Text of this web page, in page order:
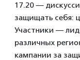
17.20 —
защищать себя:
Участники —
различных
кампании за